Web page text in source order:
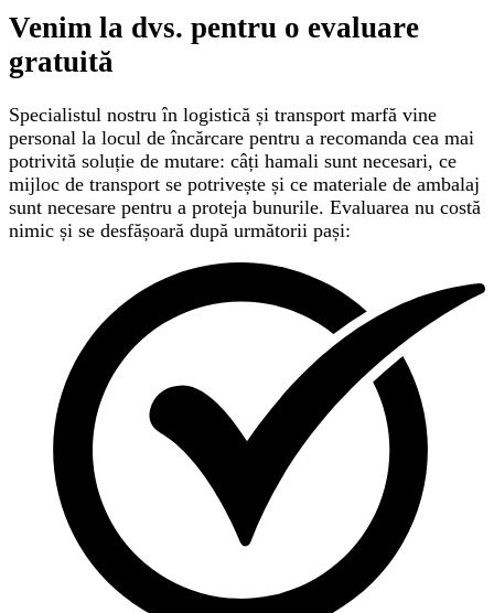
Venim la dvs. pentru o evaluare
gratuită
Specialistul nostru în logistică și transport marfă vine
personal la locul de încărcare pentru a recomanda cea mai
potrivită soluție de mutare: câți hamali sunt necesari, ce
mijloc de transport se potrivește și ce materiale de ambalaj
sunt necesare pentru a proteja bunurile. Evaluarea nu costă
nimic și se desfășoară după următorii pași: